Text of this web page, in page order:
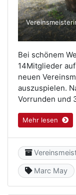
Bei schönem
14Mitglieder
neuen
auszuspielen.
Vorrunden und
Mehr lesen
Category
Keyword
Marc May